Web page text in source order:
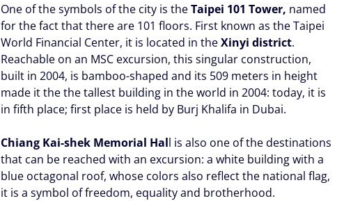
One of the symbols of the city is theTaipei 101 Tower, named
for the fact that there are 101 floors. First known as the Taipei
World Financial Center, it is located in theXinyi district.
Reachable on an MSC excursion, this singular construction,
built in 2004, is bamboo-shaped and its 509 meters in height
made it the the tallest building in the world in 2004: today, it is
in fifth place; first place is held by Burj Khalifa in Dubai.
Chiang Kai-shek Memorial Hall is also one of the destinations
that can be reached with an excursion: a white building with a
blue octagonal roof, whose colors also reflect the national flag,
it is a symbol of freedom, equality and brotherhood.